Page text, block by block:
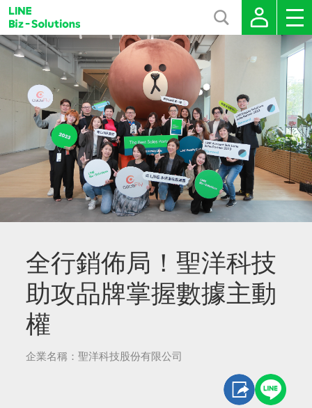
全行銷佈局！聖洋科技
助攻品牌掌握數據主動
權
企業名稱：聖洋科技股份有限公司